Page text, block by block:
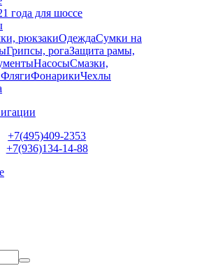
года для шоссе
рюкзакиОдеждаСумки на
Грипсы, рогаЗащита рамы,
НасосыСмазки,
ФлягиФонарикиЧехлы
+7(495)409-2353
+7(936)134-14-88